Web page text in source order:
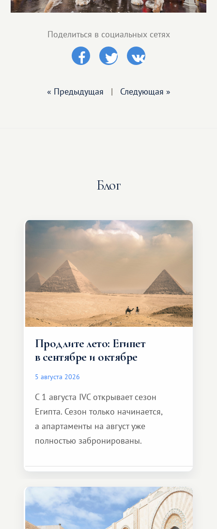
Поделиться в социальных сетях
« Предыдущая | Следующая »
Блог
Продлите лето: Египет
в сентябре и октябре
5 августа 2026
С 1 августа IVC открывает сезон
Египта. Сезон только начинается,
а апартаменты на август уже
полностью забронированы.